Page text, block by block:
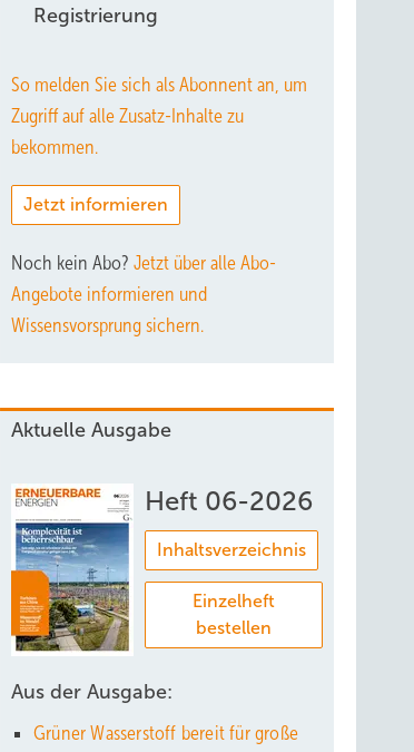
Registrierung
So melden Sie sich als Abonnent an, um
Zugriff auf alle Zusatz-Inhalte zu
bekommen.
Jetzt informieren
Noch kein Abo? Jetzt über alle Abo-
Angebote informieren und
Wissensvorsprung sichern.
Aktuelle Ausgabe
Heft 06-2026
Inhaltsverzeichnis
Einzelheft
bestellen
Aus der Ausgabe:
Grüner Wasserstoff bereit für große